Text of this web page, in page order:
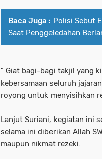
Baca Juga : Polisi Sebut
Saat Penggeledahan
" Giat bagi-bagi takjil yang
kebersamaan seluruh
royong untuk menyisihkan
Lanjut Suriani, kegiatan ini
selama ini diberikan Allah
maupun nikmat rezeki.